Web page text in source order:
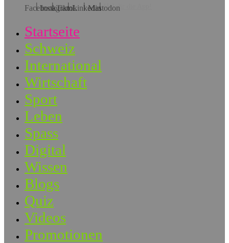
Hol dir die App!
Startseite
Schweiz
International
Wirtschaft
Sport
Leben
Spass
Digital
Wissen
Blogs
Quiz
Videos
Promotionen